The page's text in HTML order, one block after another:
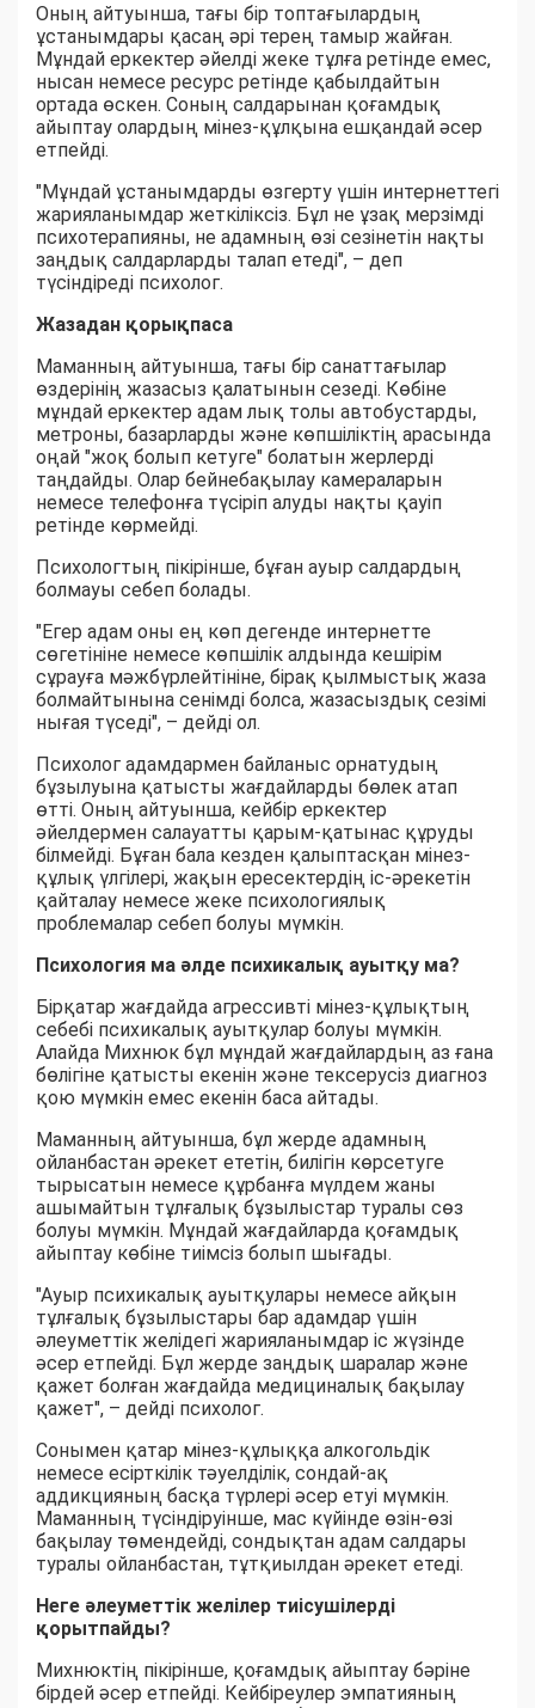
Оның айтуынша, тағы бір топтағылардың
ұстанымдары қасаң әрі терең тамыр жайған.
Мұндай еркектер әйелді жеке тұлға ретінде емес,
нысан немесе ресурс ретінде қабылдайтын
ортада өскен. Соның салдарынан қоғамдық
айыптау олардың мінез-құлқына ешқандай әсер
етпейді.
"Мұндай ұстанымдарды өзгерту үшін интернеттегі
жарияланымдар жеткіліксіз. Бұл не ұзақ мерзімді
психотерапияны, не адамның өзі сезінетін нақты
заңдық салдарларды талап етеді", – деп
түсіндіреді психолог.
Жазадан қорықпаса
Маманның айтуынша, тағы бір санаттағылар
өздерінің жазасыз қалатынын сезеді. Көбіне
мұндай еркектер адам лық толы автобустарды,
метроны, базарларды және көпшіліктің арасында
оңай "жоқ болып кетуге" болатын жерлерді
таңдайды. Олар бейнебақылау камераларын
немесе телефонға түсіріп алуды нақты қауіп
ретінде көрмейді.
Психологтың пікірінше, бұған ауыр салдардың
болмауы себеп болады.
"Егер адам оны ең көп дегенде интернетте
сөгетініне немесе көпшілік алдында кешірім
сұрауға мәжбүрлейтініне, бірақ қылмыстық жаза
болмайтынына сенімді болса, жазасыздық сезімі
нығая түседі", – дейді ол.
Психолог адамдармен байланыс орнатудың
бұзылуына қатысты жағдайларды бөлек атап
өтті. Оның айтуынша, кейбір еркектер
әйелдермен салауатты қарым-қатынас құруды
білмейді. Бұған бала кезден қалыптасқан мінез-
құлық үлгілері, жақын ересектердің іс-әрекетін
қайталау немесе жеке психологиялық
проблемалар себеп болуы мүмкін.
Психология ма әлде психикалық ауытқу ма?
Бірқатар жағдайда агрессивті мінез-құлықтың
себебі психикалық ауытқулар болуы мүмкін.
Алайда Михнюк бұл мұндай жағдайлардың аз ғана
бөлігіне қатысты екенін және тексерусіз диагноз
қою мүмкін емес екенін баса айтады.
Маманның айтуынша, бұл жерде адамның
ойланбастан әрекет ететін, билігін көрсетуге
тырысатын немесе құрбанға мүлдем жаны
ашымайтын тұлғалық бұзылыстар туралы сөз
болуы мүмкін. Мұндай жағдайларда қоғамдық
айыптау көбіне тиімсіз болып шығады.
"Ауыр психикалық ауытқулары немесе айқын
тұлғалық бұзылыстары бар адамдар үшін
әлеуметтік желідегі жарияланымдар іс жүзінде
әсер етпейді. Бұл жерде заңдық шаралар және
қажет болған жағдайда медициналық бақылау
қажет", – дейді психолог.
Сонымен қатар мінез-құлыққа алкогольдік
немесе есірткілік тәуелділік, сондай-ақ
аддикцияның басқа түрлері әсер етуі мүмкін.
Маманның түсіндіруінше, мас күйінде өзін-өзі
бақылау төмендейді, сондықтан адам салдары
туралы ойланбастан, тұтқиылдан әрекет етеді.
Неге әлеуметтік желілер тиісушілерді
қорытпайды?
Михнюктің пікірінше, қоғамдық айыптау бәріне
бірдей әсер етпейді. Кейбіреулер эмпатияның